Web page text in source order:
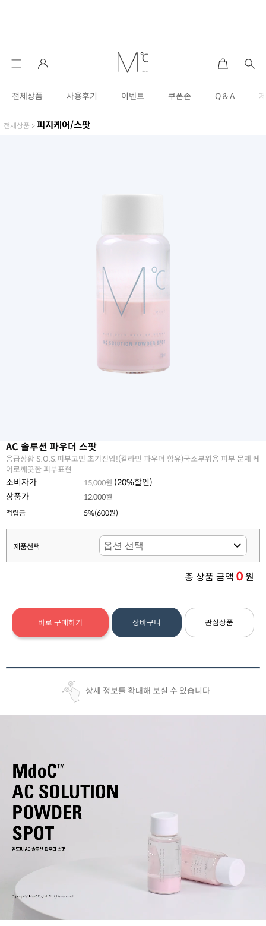
전체상품 사용후기 이벤트 쿠폰존 Q & A
전체상품 > 피지케어/스팟
AC 솔루션 파우더 스팟
응급상황 S.O.S.피부고민 초기진압!(칼라민 파우더 함유)국소부위용 피부 문제 케
어로깨끗한 피부표현
소비자가 15,000원 (20%할인)
상품가
12,000원
적립금
5%(600원)
제품선택
총 상품 금액 0원
바로 구매하기 장바구니 관심상품
상세 정보를 확대해 보실 수 있습니다